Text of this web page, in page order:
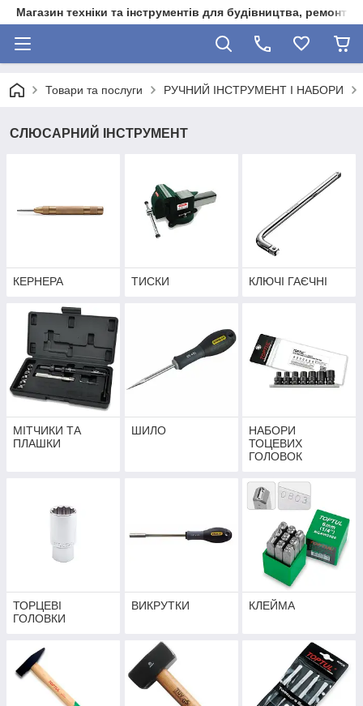
Магазин техніки та інструментів для будівництва, ремонту,
Товари та послуги РУЧНИЙ ІНСТРУМЕНТ І НАБОРИ
СЛЮСАРНИЙ ІНСТРУМЕНТ
КЕРНЕРА ТИСКИ КЛЮЧІ ГАЄЧНІ
МІТЧИКИ ТА
ПЛАШКИ
ШИЛО
НАБОРИ
ТОЦЕВИХ
ГОЛОВОК
ТОРЦЕВІ
ГОЛОВКИ
ВИКРУТКИ КЛЕЙМА